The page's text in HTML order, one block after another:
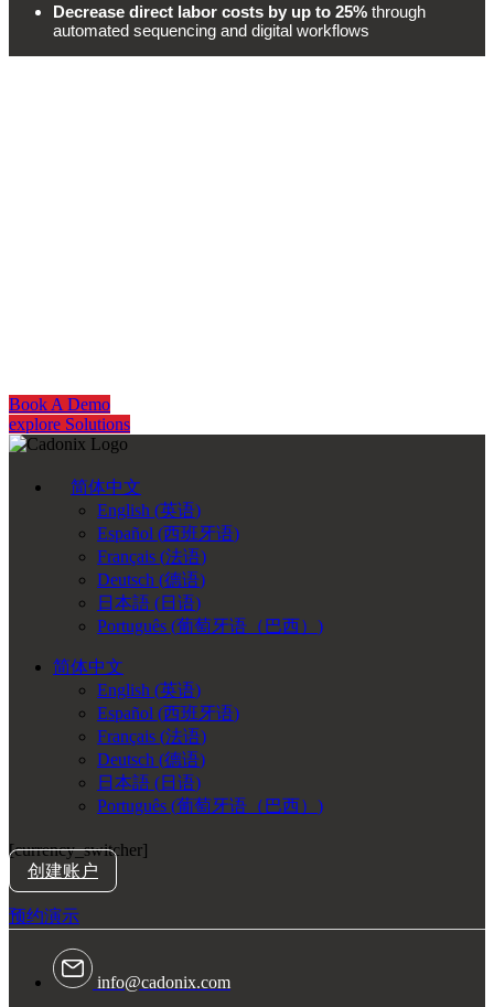
Decrease direct labor costs by up to 25% through
automated sequencing and digital workflows
Book A Demo
explore Solutions
简体中文
English (英语)
Español (西班牙语)
Français (法语)
Deutsch (德语)
日本語 (日语)
Português (葡萄牙语（巴西） )
简体中文
English (英语)
Español (西班牙语)
Français (法语)
Deutsch (德语)
日本語 (日语)
Português (葡萄牙语（巴西） )
[currency_switcher]
创建账户
预约演示
info@cadonix.com